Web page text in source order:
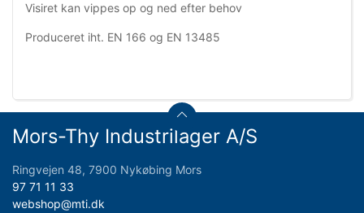
Visiret kan vippes op og ned efter behov
Produceret iht. EN 166 og EN 13485
Mors-Thy Industrilager A/S
Ringvejen 48, 7900 Nykøbing Mors
97 71 11 33
webshop@mti.dk